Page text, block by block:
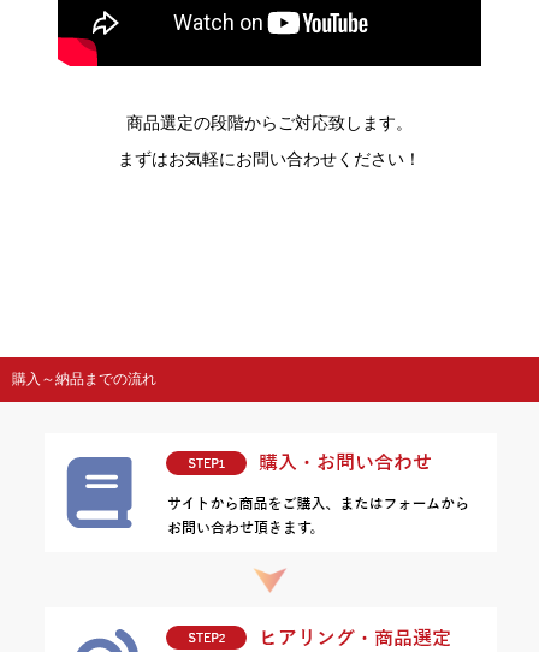
商品選定の段階からご対応致します。
まずはお気軽にお問い合わせください！
購入～納品までの流れ